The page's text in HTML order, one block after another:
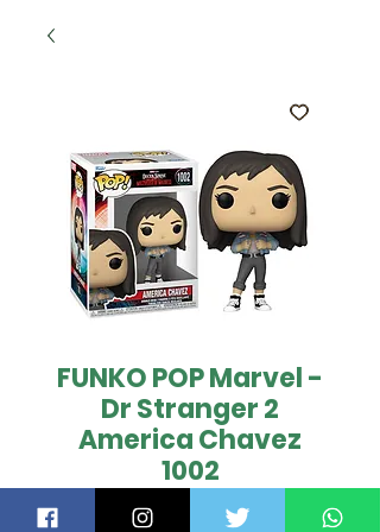
FUNKO POP Marvel -
Dr Stranger 2
America Chavez
1002
US$ 19,00 Preço